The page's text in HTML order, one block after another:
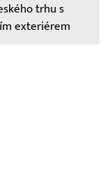
trhu s
exteriérem